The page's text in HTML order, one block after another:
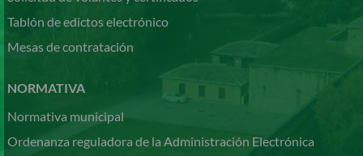
Tablón de edictos electrónico
Mesas de contratación
NORMATIVA
Normativa municipal
Ordenanza reguladora de la Administración Electrónica